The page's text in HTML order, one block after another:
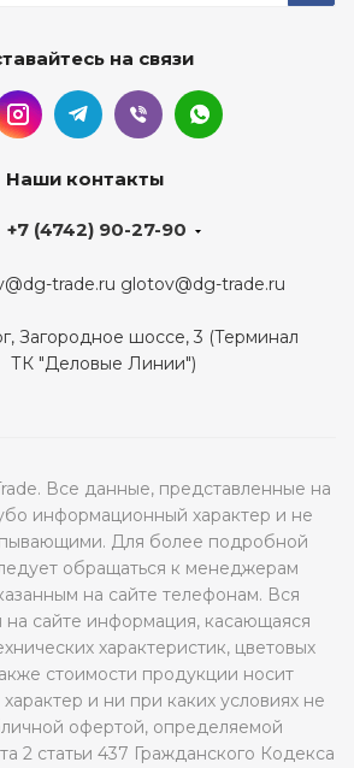
на связи
Наши контакты
+7 (4742) 90-27-90
trade.ru glotov@dg-trade.ru
Загородное шоссе, 3 (Терминал
ТК "Деловые Линии")
Все данные, представленные на
информационный характер и не
Для более подробной
обращаться к менеджерам
на сайте телефонам. Вся
на сайте информация, касающаяся
характеристик, цветовых
стоимости продукции носит
и ни при каких условиях не
офертой, определяемой
2 статьи 437 Гражданского Кодекса